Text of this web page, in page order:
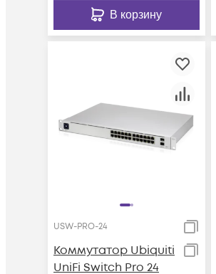
В корзину
USW-PRO-24
Коммутатор Ubiquiti
UniFi Switch Pro 24